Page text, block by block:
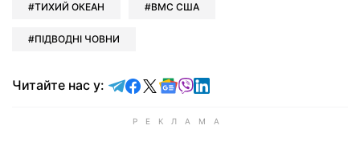
ТИХИЙ ОКЕАН ВМС США
ПІДВОДНІ ЧОВНИ
Читайте нас у: Читайте у Telegram
Читайте у Facebook
Читайте у X
Читайте у Google news
Читайте у Viber
Читайте у LinkedIn